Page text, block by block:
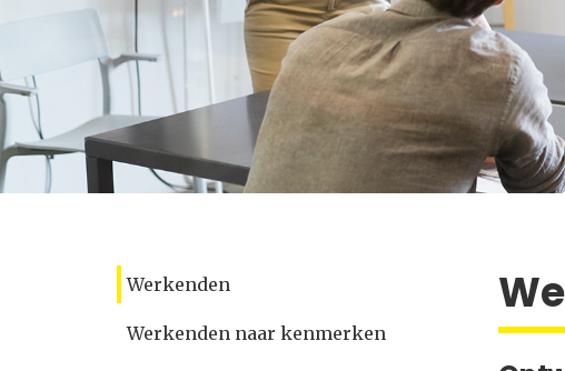
Werkenden
Werkenden naar kenmerken